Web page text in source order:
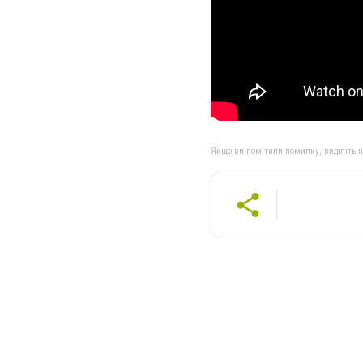
Якщо ви помітили помилку, виділіть